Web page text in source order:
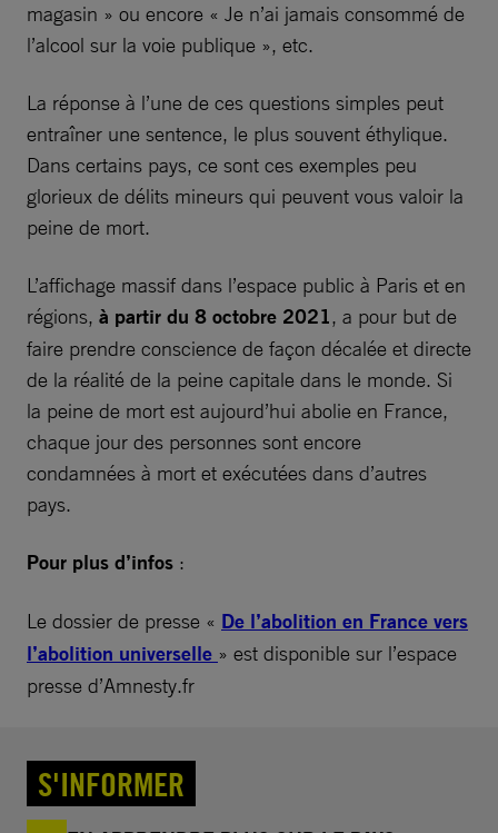
magasin » ou encore « Je n’ai jamais consommé de
l’alcool sur la voie publique », etc.
La réponse à l’une de ces questions simples peut
entraîner une sentence, le plus souvent éthylique.
Dans certains pays, ce sont ces exemples peu
glorieux de délits mineurs qui peuvent vous valoir la
peine de mort.
L’affichage massif dans l’espace public à Paris et en
régions, à partir du 8 octobre 2021, a pour but de
faire prendre conscience de façon décalée et directe
de la réalité de la peine capitale dans le monde. Si
la peine de mort est aujourd’hui abolie en France,
chaque jour des personnes sont encore
condamnées à mort et exécutées dans d’autres
pays.
Pour plus d’infos :
Le dossier de presse « De l’abolition en France vers
l’abolition universelle » est disponible sur l’espace
presse d’Amnesty.fr
S'INFORMER